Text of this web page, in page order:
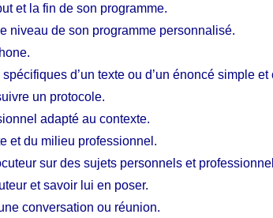
et la fin de son programme.
niveau de son programme personnalisé.
d’un texte ou d’un énoncé simple et
un protocole.
adapté au contexte.
et du milieu professionnel.
sur des sujets personnels et
et savoir lui en poser.
conversation ou réunion.